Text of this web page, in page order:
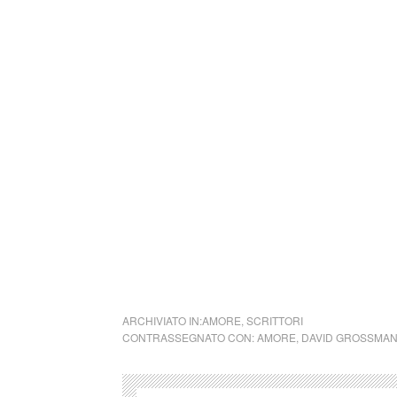
ARCHIVIATO IN:AMORE SCRITTORI
CONTRASSEGNATO CON:AMORE DAVID GROSSMAN